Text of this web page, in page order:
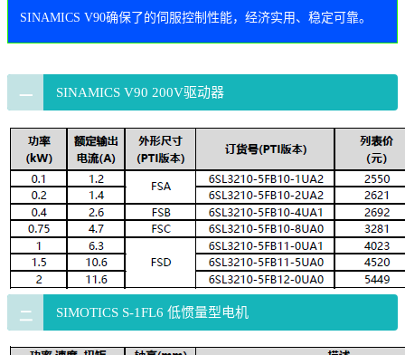
SINAMICS V90确保了的伺服控制性能，经济实用、稳定可靠。
一 SINAMICS V90 200V驱动器
二 SIMOTICS S-1FL6 低惯量型电机